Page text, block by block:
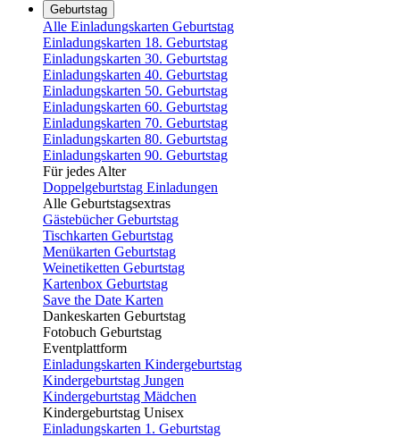
Geburtstag
Alle Einladungskarten Geburtstag
Einladungskarten 18. Geburtstag
Einladungskarten 30. Geburtstag
Einladungskarten 40. Geburtstag
Einladungskarten 50. Geburtstag
Einladungskarten 60. Geburtstag
Einladungskarten 70. Geburtstag
Einladungskarten 80. Geburtstag
Einladungskarten 90. Geburtstag
Für jedes Alter
Doppelgeburtstag Einladungen
Alle Geburtstagsextras
Gästebücher Geburtstag
Tischkarten Geburtstag
Menükarten Geburtstag
Weinetiketten Geburtstag
Kartenbox Geburtstag
Save the Date Karten
Dankeskarten Geburtstag
Fotobuch Geburtstag
Eventplattform
Einladungskarten Kindergeburtstag
Kindergeburtstag Jungen
Kindergeburtstag Mädchen
Kindergeburtstag Unisex
Einladungskarten 1. Geburtstag